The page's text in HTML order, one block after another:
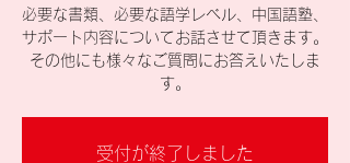
必要な書類、必要な語学レベル、中国語塾、
サポート内容についてお話させて頂きます。
その他にも様々なご質問にお答えいたしま
す。
受付が終了しました